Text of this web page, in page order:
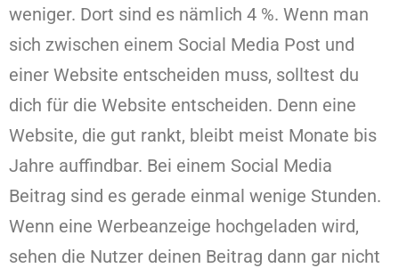
weniger. Dort sind es nämlich 4 %. Wenn man
sich zwischen einem Social Media Post und
einer Website entscheiden muss, solltest du
dich für die Website entscheiden. Denn eine
Website, die gut rankt, bleibt meist Monate bis
Jahre auffindbar. Bei einem Social Media
Beitrag sind es gerade einmal wenige Stunden.
Wenn eine Werbeanzeige hochgeladen wird,
sehen die Nutzer deinen Beitrag dann gar nicht